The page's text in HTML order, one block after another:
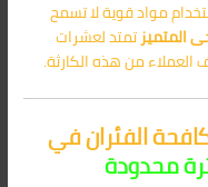
مواد قوية لا تسمح
المتميزتمتد لعشرات
العملاء من هذه الكارثة.
الفئران في
محدودة